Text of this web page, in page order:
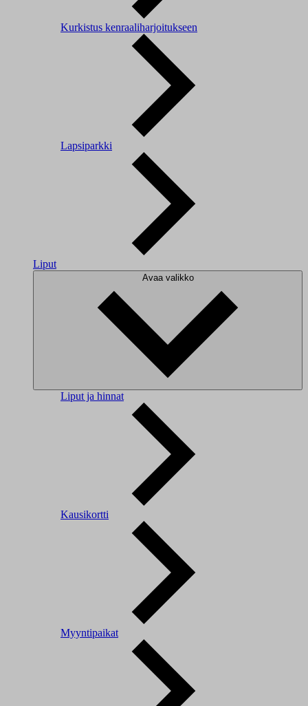
Kurkistus kenraaliharjoitukseen
Lapsiparkki
Liput
Avaa valikko
Liput ja hinnat
Kausikortti
Myyntipaikat